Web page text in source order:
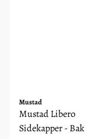
Mustad
Mustad Libero
Sidekapper - Bak